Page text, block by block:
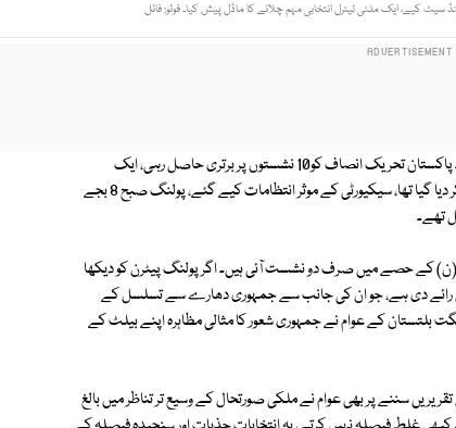
کیے، ایک ملٹی لیٹرل انتخابی مہم چلانے کا ماڈل پیش کیا۔ فوٹو: فائل
گلگت بلتستان اسمبلی کے انتخابات مجموعی طور پر پرامن ماحول میں ہوئے۔ پاکستان تحریک انصاف کو10 نشستوں پر برتری حاصل رہی، ایک
نشست پر پی ٹی آئی کے امیدوار جعفر شاہ کے انتقال کے سبب الیکشن ملتوی کر دیا گیا تھا، سیکیورٹی کے موثر انتظامات کیے گئے، پولنگ صبح 8 بجے
پاکستان پیپلز پارٹی 3 جب کہ مسلم لیگ (ن) کے حصے میں صرف دو نشست آئی ہیں۔ اگر پولنگ پیٹرن کو دیکھا
رائے دی ہے، جو ان کی جانب سے جمہوری دھارے سے تسلسل کے
کے عوام نے جمہوری شعور کا مثالی مظاہرہ اپنے بیلٹ کے
سننے پر بھی عوام نے ملکی صورتحال کے وسیع تر تناظر میں بالغ